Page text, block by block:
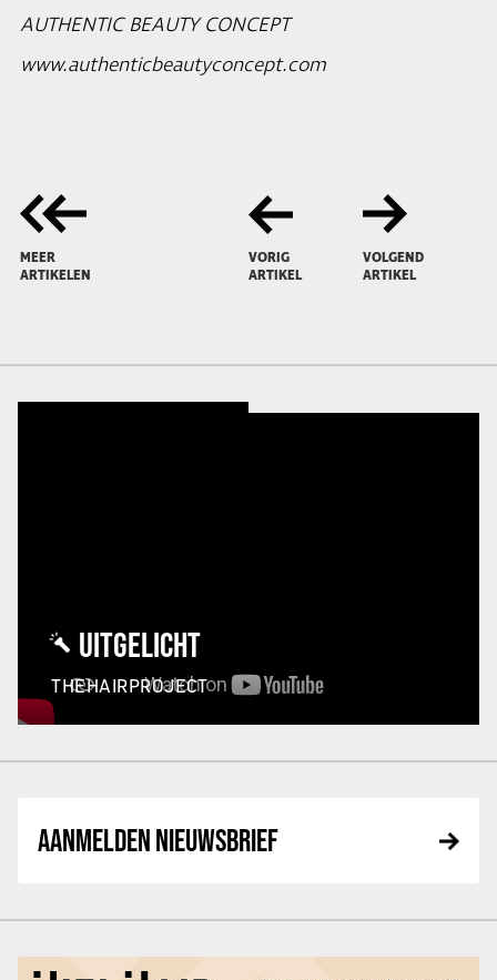
AUTHENTIC BEAUTY CONCEPT
www.authenticbeautyconcept.com
MEER
ARTIKELEN
VORIG
ARTIKEL
VOLGEND
ARTIKEL
UITGELICHT
THEHAIRPROJECT
AANMELDEN NIEUWSBRIEF